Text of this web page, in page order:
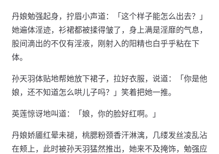
丹娘勉强起身，拧眉小声道：「这个样子能怎么出去？」
她遍体淫迹，衫裙都被揉得皱了，身上满是淫靡的气息，
股间滴出的不仅有淫液，刚射入的阳精也白乎乎粘在下
体。
孙天羽体贴地帮她放下裙子，拉好衣服，说道：「你是他
娘，还不知道怎么哄儿子吗？」笑着把她一推。
英莲惊讶地叫道：「娘，你的脸好红啊。」
丹娘娇靥红晕未褪，桃腮粉颈香汗淋漓，几缕发丝凌乱沾
在颊上，此时被孙天羽猛然推出，她来不及掩饰，勉强应